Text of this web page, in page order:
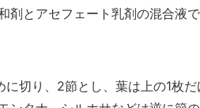
とアセフェート乳剤の混合液
切り、2節とし、葉は上の1枚